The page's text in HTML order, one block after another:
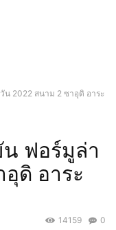
น 2022 สนาม 2 ซาอุดิ อาระ
น ฟอร์มูล่า
ดิ อาระ
0
14159